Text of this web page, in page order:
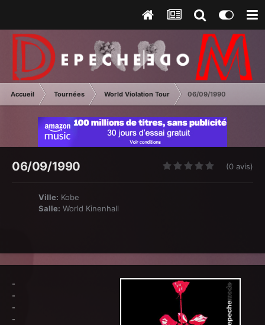
Accueil Tournées World Violation Tour 06/09/1990
06/09/1990 (0 avis)
Ville: Kobe
Salle: World Kinenhall
-
-
-
-